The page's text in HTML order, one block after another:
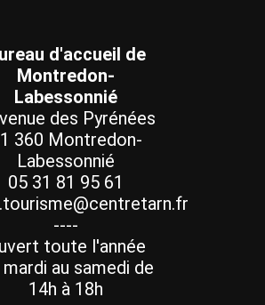
d'accueil de
Montredon-
Labessonnié
des Pyrénées
360 Montredon-
Labessonnié
05 31 81 95 61
----
toute l'année
mardi au samedi de
14h à 18h